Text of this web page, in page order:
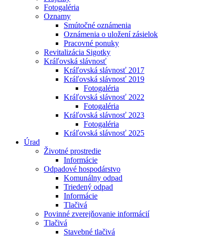
Fotogaléria
Oznamy
Smútočné oznámenia
Oznámenia o uložení zásielok
Pracovné ponuky
Revitalizácia Sigotky
Kráľovská slávnosť
Kráľovská slávnosť 2017
Kráľovská slávnosť 2019
Fotogaléria
Kráľovská slávnosť 2022
Fotogaléria
Kráľovská slávnosť 2023
Fotogaléria
Kráľovská slávnosť 2025
Úrad
Životné prostredie
Informácie
Odpadové hospodárstvo
Komunálny odpad
Triedený odpad
Informácie
Tlačivá
Povinné zverejňovanie informácií
Tlačivá
Stavebné tlačivá